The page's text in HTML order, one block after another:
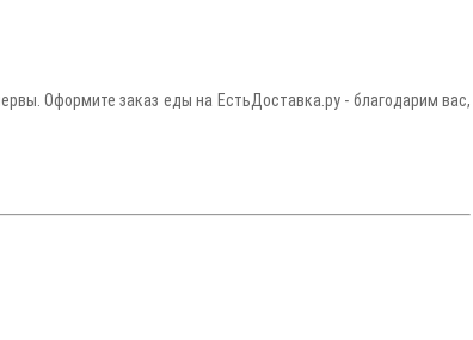
Оформите заказ еды на ЕстьДоставка.ру - благодарим вас,